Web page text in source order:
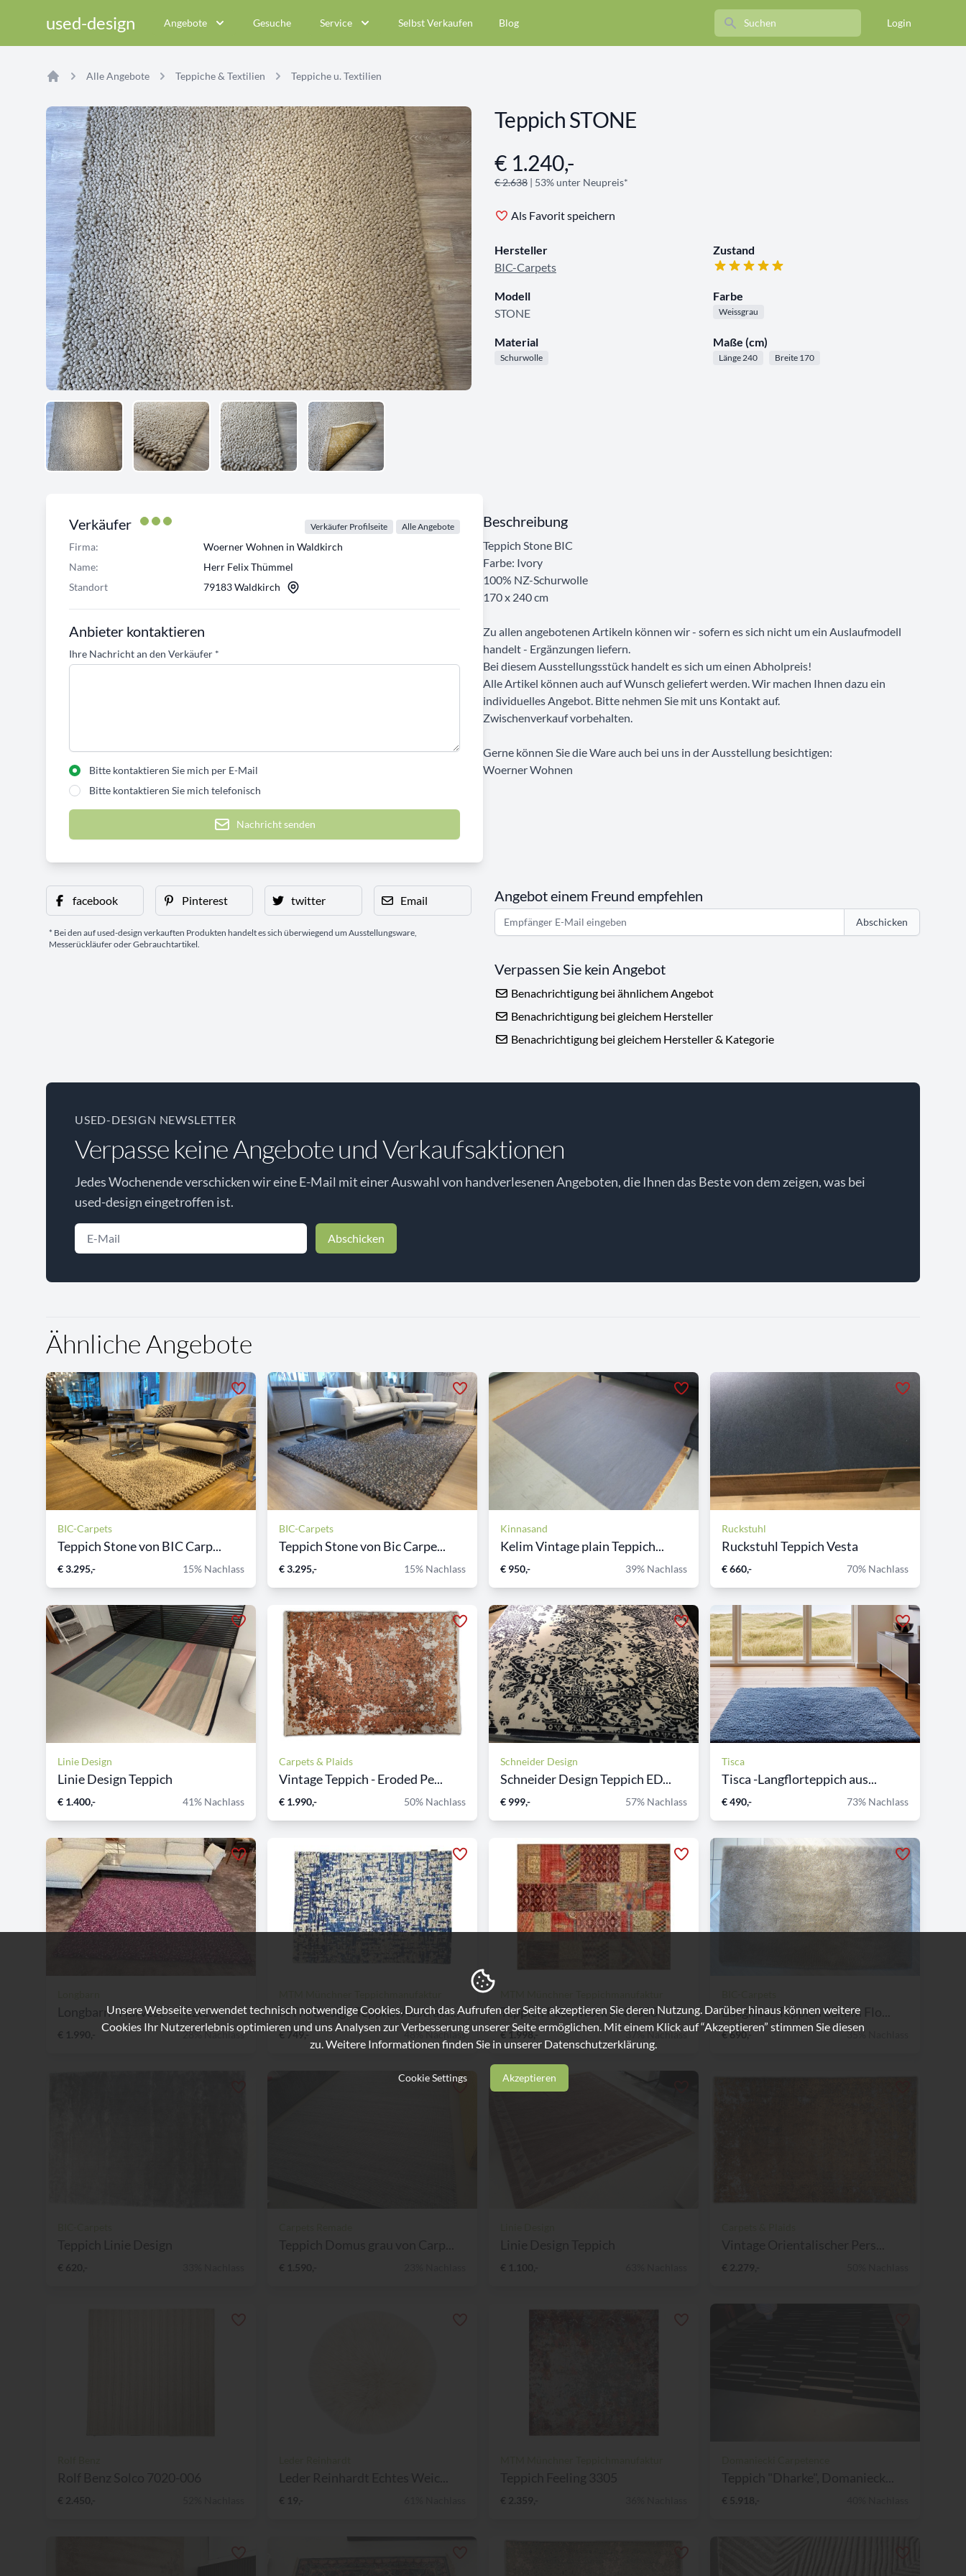
used-design Angebote Gesuche Service Selbst Verkaufen Blog Search Login
Alle Angebote Teppiche & Textilien Teppiche u. Textilien
Teppich STONE
Angebotsinformationen
€ 1.240,-
€ 2.638 | 53% unter Neupreis*
Als Favorit speichern
Hersteller
BIC-Carpets
Zustand
Modell
STONE
Farbe
Weissgrau
Material
Schurwolle
Maße (cm)
Länge 240 Breite 170
Verkäufer Verkäufer Profilseite Alle Angebote
Firma:
Woerner Wohnen in Waldkirch
Name:
Herr Felix Thümmel
Standort
79183 Waldkirch
Anbieter kontaktieren
Ihre Nachricht an den Verkäufer *
Bitte kontaktieren Sie mich per E-Mail
Bitte kontaktieren Sie mich telefonisch
Nachricht senden
Beschreibung
Teppich Stone BIC
Farbe: Ivory
100% NZ-Schurwolle
170 x 240 cm
Zu allen angebotenen Artikeln können wir - sofern es sich nicht um ein Auslaufmodell
handelt - Ergänzungen liefern.
Bei diesem Ausstellungsstück handelt es sich um einen Abholpreis!
Alle Artikel können auch auf Wunsch geliefert werden. Wir machen Ihnen dazu ein
individuelles Angebot. Bitte nehmen Sie mit uns Kontakt auf.
Zwischenverkauf vorbehalten.
Gerne können Sie die Ware auch bei uns in der Ausstellung besichtigen:
Woerner Wohnen
facebook Pinterest twitter Email
* Bei den auf used-design verkauften Produkten handelt es sich überwiegend um Ausstellungsware,
Messerückläufer oder Gebrauchtartikel.
Angebot einem Freund empfehlen
Abschicken
Verpassen Sie kein Angebot
Benachrichtigung bei ähnlichem Angebot
Benachrichtigung bei gleichem Hersteller
Benachrichtigung bei gleichem Hersteller & Kategorie
USED-DESIGN NEWSLETTER
Verpasse keine Angebote und Verkaufsaktionen
Jedes Wochenende verschicken wir eine E-Mail mit einer Auswahl von handverlesenen Angeboten, die Ihnen das Beste von dem zeigen, was bei
used-design eingetroffen ist.
Abschicken
Ähnliche Angebote
BIC-Carpets
Teppich Stone von BIC Carp...
€ 3.295,- 15% Nachlass
BIC-Carpets
Teppich Stone von Bic Carpe...
€ 3.295,- 15% Nachlass
Kinnasand
Kelim Vintage plain Teppich...
€ 950,- 39% Nachlass
Ruckstuhl
Ruckstuhl Teppich Vesta
€ 660,- 70% Nachlass
Linie Design
Linie Design Teppich
€ 1.400,- 41% Nachlass
Carpets & Plaids
Vintage Teppich - Eroded Pe...
€ 1.990,- 50% Nachlass
Schneider Design
Schneider Design Teppich ED...
€ 999,- 57% Nachlass
Tisca
Tisca -Langflorteppich aus...
€ 490,- 73% Nachlass
Longbarn-"Harvest" - Filzte...
€ 1.990,- 28% Nachlass
MTM Design Teppich Abstrakt...
€ 749,- 48% Nachlass
Teppich Patchwork ANP300
€ 1.998,- 37% Nachlass
Langfloor Teppich 35 mm Flo...
€ 690,- 35% Nachlass
Unsere Webseite verwendet technisch notwendige Cookies. Durch das Aufrufen der Seite akzeptieren Sie deren Nutzung. Darüber hinaus können weitere
Cookies Ihr Nutzererlebnis optimieren und uns Analysen zur Verbesserung unserer Seite ermöglichen. Mit einem Klick auf “Akzeptieren” stimmen Sie diesen
zu. Weitere Informationen finden Sie in unserer Datenschutzerklärung.
Cookie Settings Akzeptieren